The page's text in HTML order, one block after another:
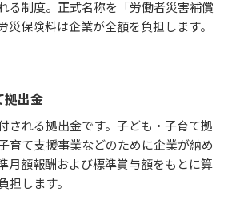
る制度。正式名称を「労働者災害補償
災保険料は企業が全額を負担します。
出金
される拠出金です。子ども・子育て拠
育て支援事業などのために企業が納め
月額報酬および標準賞与額をもとに算
担します。